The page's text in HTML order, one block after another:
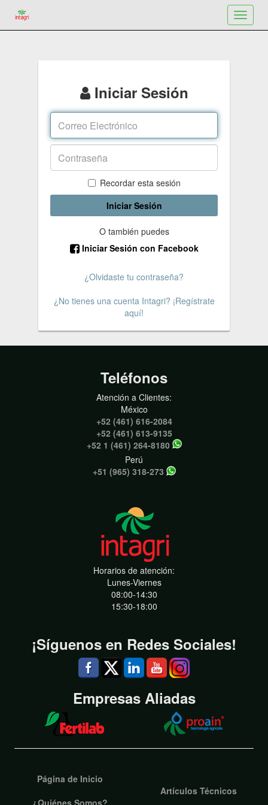
Toggle
Iniciar Sesión
Recordar esta sesión
Iniciar Sesión
O también puedes
Iniciar Sesión con Facebook
¿Olvidaste tu contraseña?
¿No tienes una cuenta Intagri? ¡Regístrate
aquí!
Teléfonos
Atención a Clientes:
México
+52 (461) 616-2084
+52 (461) 613-9135
+52 1 (461) 264-8180
Perú
+51 (965) 318-273
Horarios de atención:
Lunes-Viernes
08:00-14:30
15:30-18:00
¡Síguenos en Redes Sociales!
Empresas Aliadas
Página de Inicio
¿Quiénes Somos?
Artículos Técnicos